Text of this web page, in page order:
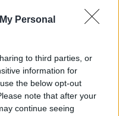
Personal
to third parties, or
information for
the below opt-out
note that after your
continue seeing